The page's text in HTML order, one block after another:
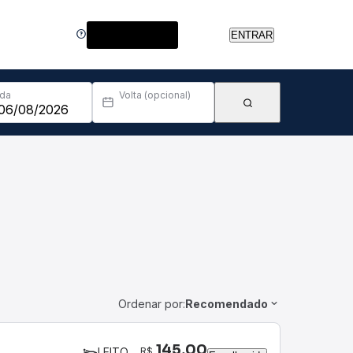
ENTRAR
Volta (opcional)
Ordenar por:Recomendado
R$ 145,00